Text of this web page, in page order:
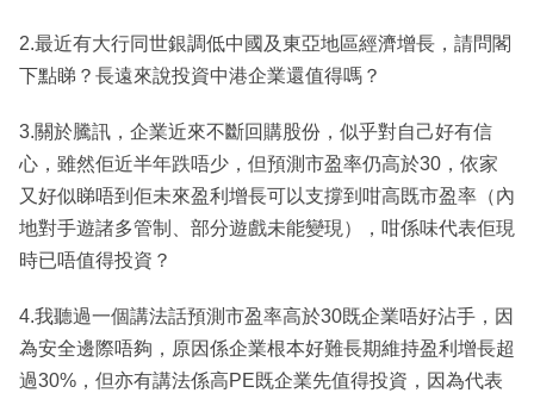
2.最近有大行同世銀調低中國及東亞地區經濟增長，請問閣
下點睇？長遠來說投資中港企業還值得嗎？
3.關於騰訊，企業近來不斷回購股份，似乎對自己好有信
心，雖然佢近半年跌唔少，但預測市盈率仍高於30，依家
又好似睇唔到佢未來盈利增長可以支撐到咁高既市盈率（內
地對手遊諸多管制、部分遊戲未能變現），咁係味代表佢現
時已唔值得投資？
4.我聽過一個講法話預測市盈率高於30既企業唔好沾手，因
為安全邊際唔夠，原因係企業根本好難長期維持盈利增長超
過30%，但亦有講法係高PE既企業先值得投資，因為代表